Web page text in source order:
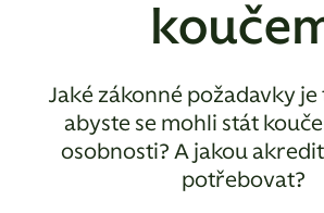
Jaké zákonné požadavky
abyste se mohli stát
osobnosti? A jakou
potřebovat?